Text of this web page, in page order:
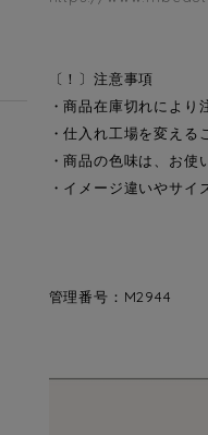
〔！〕注意事項
・商品在庫切れにより
・仕入れ工場を変える
・商品の色味は、お
・イメージ違いやサイ
管理番号：M2944